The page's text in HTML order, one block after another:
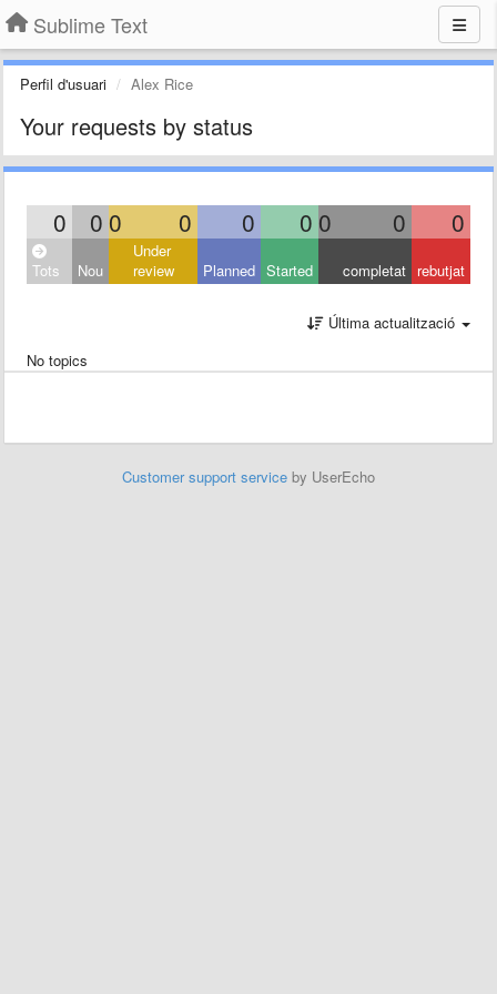
Sublime Text
Perfil d'usuari Alex Rice
Your requests by status
0 0 0 0 0 0 0 0 0
Tots Nou
Under
review
Planned Started completat rebutjat
Última actualització
No topics
Customer support service by UserEcho